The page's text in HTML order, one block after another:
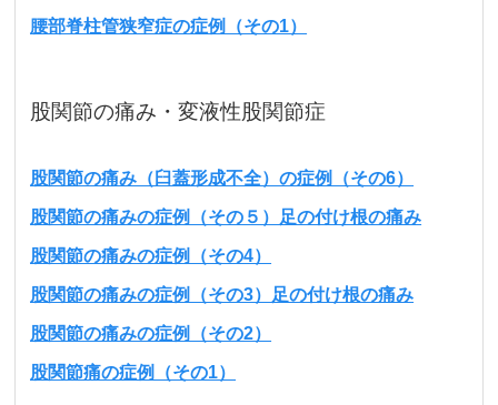
腰部脊柱管狭窄症の症例（その1）
股関節の痛み・変液性股関節症
股関節の痛み（臼蓋形成不全）の症例（その6）
股関節の痛みの症例（その５）足の付け根の痛み
股関節の痛みの症例（その4）
股関節の痛みの症例（その3）足の付け根の痛み
股関節の痛みの症例（その2）
股関節痛の症例（その1）